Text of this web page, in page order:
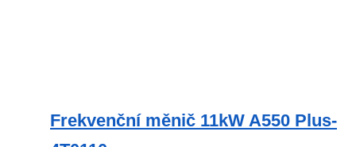
Frekvenční měnič 11kW A550 Plus-